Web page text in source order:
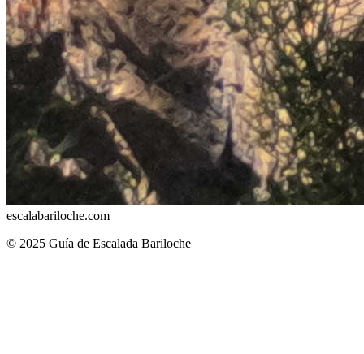
escalabariloche.com
© 2025 Guía de Escalada Bariloche